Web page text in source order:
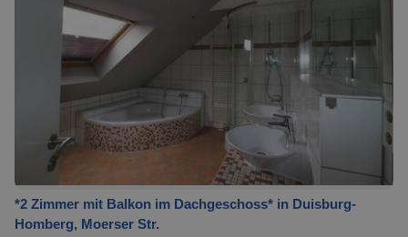
*2 Zimmer mit Balkon im Dachgeschoss* in Duisburg-
Homberg, Moerser Str.